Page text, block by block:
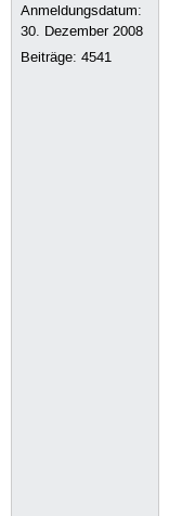
Anmeldungsdatum:
30. Dezember 2008
Beiträge:4541